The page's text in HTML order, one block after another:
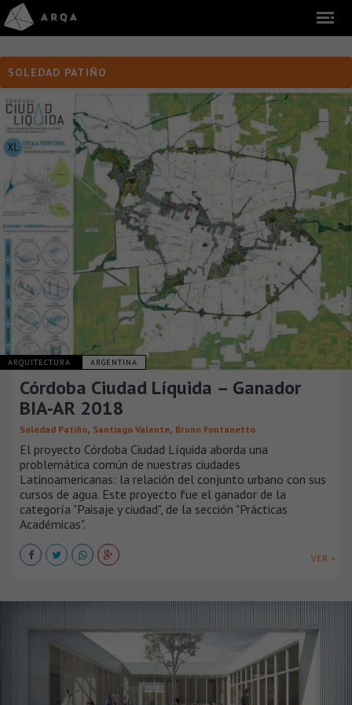
SOLEDAD PATIÑO
ARQUITECTURA ARGENTINA
Córdoba Ciudad Líquida – Ganador
BIA-AR 2018
Soledad Patiño, Santiago Valente, Bruno Fontanetto
El proyecto Córdoba Ciudad Líquida aborda una
problemática común de nuestras ciudades
Latinoamericanas: la relación del conjunto urbano con sus
cursos de agua. Este proyecto fue el ganador de la
categoría "Paisaje y ciudad", de la sección "Prácticas
Académicas".
VER +